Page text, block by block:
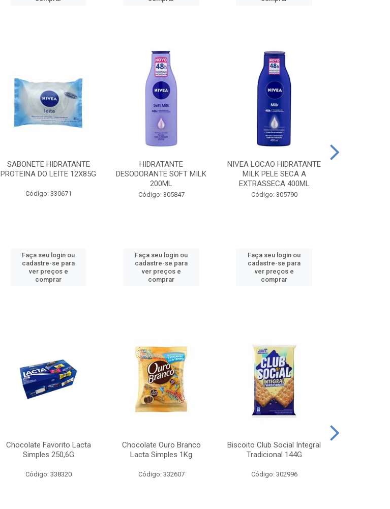
SABONETE HIDRATANTE
PROTEINA DO LEITE 12X85G
Código: 330671
Faça seu login ou
cadastre-se para
ver preços e
comprar
HIDRATANTE
DESODORANTE SOFT MILK
200ML
Código: 305847
Faça seu login ou
cadastre-se para
ver preços e
comprar
NIVEA LOCAO HIDRATANTE
MILK PELE SECA A
EXTRASSECA 400ML
Código: 305790
Faça seu login ou
cadastre-se para
ver preços e
comprar
Chocolate Favorito Lacta
Simples 250,6G
Código: 338320
Chocolate Ouro Branco
Lacta Simples 1Kg
Código: 332607
Biscoito Club Social Integral
Tradicional 144G
Código: 302996